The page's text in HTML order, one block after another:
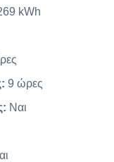
kWh
9 ώρες
Ναι